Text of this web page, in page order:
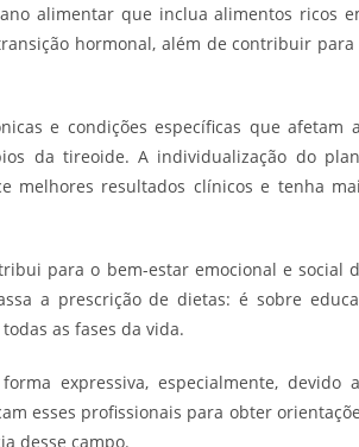
alimentar que inclua alimentos ricos
hormonal, além de contribuir para
e condições específicas que afetam
da tireoide. A individualização do
melhores resultados clínicos e tenha
para o bem-estar emocional e social
a prescrição de dietas: é sobre
as fases da vida.
expressiva, especialmente, devido
esses profissionais para obter
desse campo.